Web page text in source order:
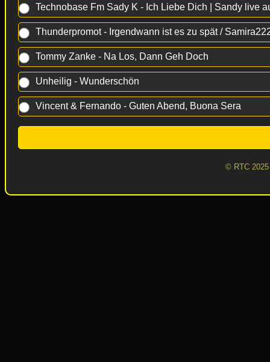
Technobase Fm Sady K - Ich Liebe Dich | Sandy live
Thunderpromot - Irgendwann ist es zu spät /
Tommy Zanke - Na Los, Dann Geh Doch
Unheilig - Wunderschön
Vincent & Fernando - Guten Abend, Buona Sera
© RTC